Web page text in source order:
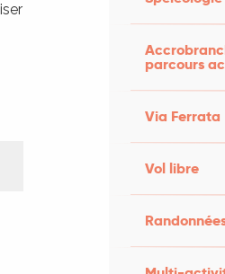
parcours
Via Ferrata
Vol libre
nos belles campagnes.